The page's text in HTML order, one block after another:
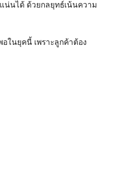
น่นได้ ด้วยกลยุทธ์เน้นความ
อในยุคนี้ เพราะลูกค้าต้อง